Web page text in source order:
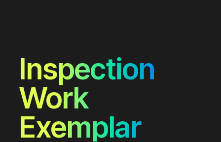
Inspection
Work
Exemplar